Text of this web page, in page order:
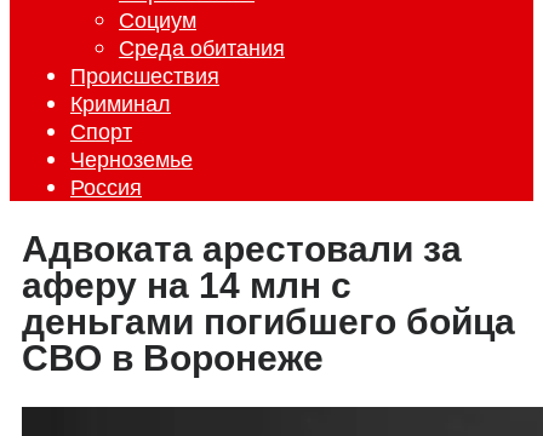
Социум
Среда обитания
Происшествия
Криминал
Спорт
Черноземье
Россия
Адвоката арестовали за
аферу на 14 млн с
деньгами погибшего бойца
СВО в Воронеже